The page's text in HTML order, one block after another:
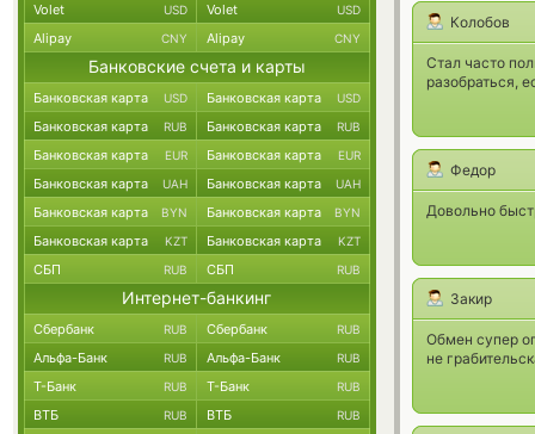
Колобов
Стал часто
разобраться,
Федор
Довольно
Закир
Обмен супер
не
Volet USD Volet USD
Alipay CNY Alipay CNY
Банковские счета и карты
Банковская карта USD Банковская карта USD
Банковская карта RUB Банковская карта RUB
Банковская карта EUR Банковская карта EUR
Банковская карта UAH Банковская карта UAH
Банковская карта BYN Банковская карта BYN
Банковская карта KZT Банковская карта KZT
СБП RUB СБП RUB
Интернет-банкинг
Сбербанк RUB Сбербанк RUB
Альфа-Банк RUB Альфа-Банк RUB
Т-Банк RUB Т-Банк RUB
ВТБ RUB ВТБ RUB